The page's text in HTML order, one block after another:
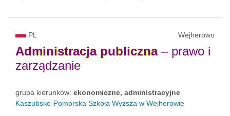
PL Wejherowo
Administracja publiczna– prawo i
zarządzanie
grupa kierunków: ekonomiczne, administracyjne
Kaszubsko-Pomorska Szkoła Wyższa w Wejherowie